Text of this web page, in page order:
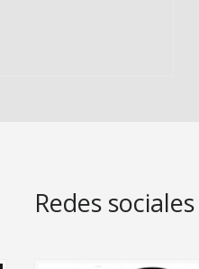
Redes sociales